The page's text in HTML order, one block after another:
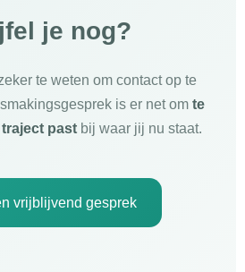
je nog?
te weten om contact op te
is er net om te
pastbij waar jij nu staat.
vrijblijvend gesprek